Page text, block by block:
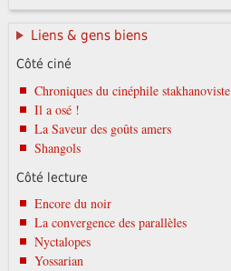
Liens & gens biens
Côté ciné
Chroniques du cinéphile stakhanoviste
Il a osé !
La Saveur des goûts amers
Shangols
Côté lecture
Encore du noir
La convergence des parallèles
Nyctalopes
Yossarian